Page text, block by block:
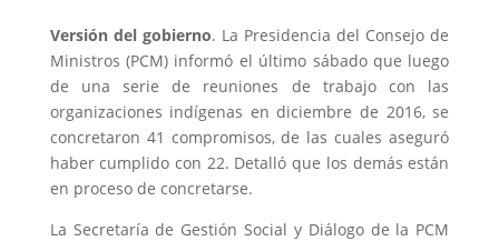
Versión del gobierno. La Presidencia del Consejo de
Ministros (PCM) informó el último sábado que luego
de una serie de reuniones de trabajo con las
organizaciones indígenas en diciembre de 2016, se
concretaron 41 compromisos, de las cuales aseguró
haber cumplido con 22. Detalló que los demás están
en proceso de concretarse.
La Secretaría de Gestión Social y Diálogo de la PCM